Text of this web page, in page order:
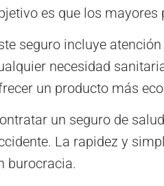
es que los mayores
seguro incluye
necesidad
un producto más
un seguro de
La rapidez y
burocracia.